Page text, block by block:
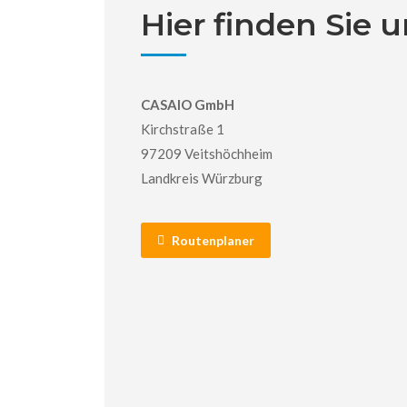
Hier finden Sie
CASAIO GmbH
Kirchstraße 1
97209 Veitshöchheim
Landkreis Würzburg
Routenplaner